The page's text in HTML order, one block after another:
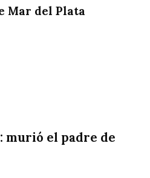
Mar del Plata
murió el padre de